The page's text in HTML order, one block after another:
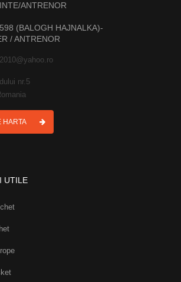
ANTRENOR
(BALOGH HAJNALKA)-
/ ANTRENOR
nr.5
HARTA
UTILE